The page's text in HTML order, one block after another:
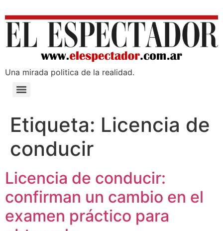
Una mirada poli­tica de la realidad.
Etiqueta: Licencia de
conducir
Licencia de conducir:
confirman un cambio en el
examen práctico para